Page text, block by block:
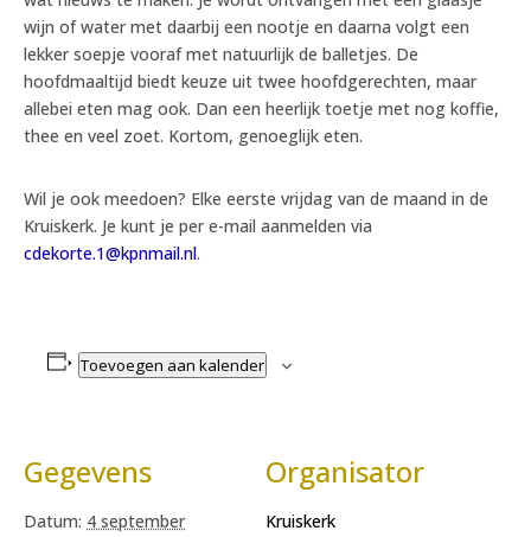
wijn of water met daarbij een nootje en daarna volgt een
lekker soepje vooraf met natuurlijk de balletjes. De
hoofdmaaltijd biedt keuze uit twee hoofdgerechten, maar
allebei eten mag ook. Dan een heerlijk toetje met nog koffie,
thee en veel zoet. Kortom, genoeglijk eten.
Wil je ook meedoen? Elke eerste vrijdag van de maand in de
Kruiskerk. Je kunt je per e-mail aanmelden via
cdekorte.1@kpnmail.nl.
Toevoegen aan kalender
Gegevens
Datum: 4 september
Organisator
Kruiskerk